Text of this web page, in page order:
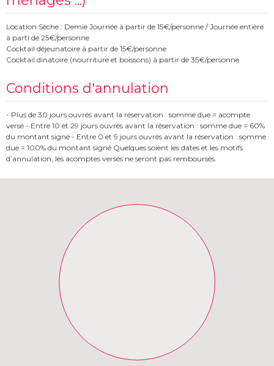
Location Sèche : Demie Journée à partir de 15€/personne / Journée entière
à parti de 25€/personne
Cocktail déjeunatoire à partir de 15€/personne
Cocktail dinatoire (nourriture et boissons) à partir de 35€/personne
Conditions d'annulation
- Plus de 30 jours ouvrés avant la réservation : somme due = acompte
versé - Entre 10 et 29 jours ouvrés avant la réservation : somme due = 60%
du montant signé - Entre 0 et 9 jours ouvrés avant la réservation : somme
due = 100% du montant signé Quelques soient les dates et les motifs
d’annulation, les acomptes versés ne seront pas remboursés.